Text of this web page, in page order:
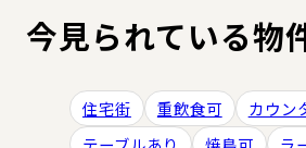
今見られている物
住宅街 重飲食可
カウン